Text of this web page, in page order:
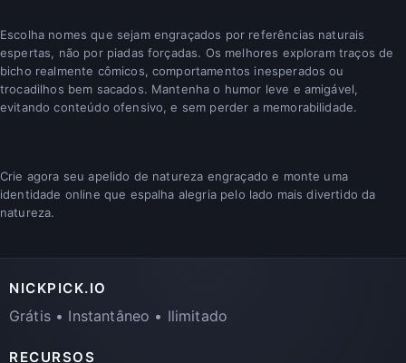
Escolha nomes que sejam engraçados por referências naturais
espertas, não por piadas forçadas. Os melhores exploram traços de
bicho realmente cômicos, comportamentos inesperados ou
trocadilhos bem sacados. Mantenha o humor leve e amigável,
evitando conteúdo ofensivo, e sem perder a memorabilidade.
Crie agora seu apelido de natureza engraçado e monte uma
identidade online que espalha alegria pelo lado mais divertido da
natureza.
NICKPICK.IO
Grátis • Instantâneo • Ilimitado
RECURSOS